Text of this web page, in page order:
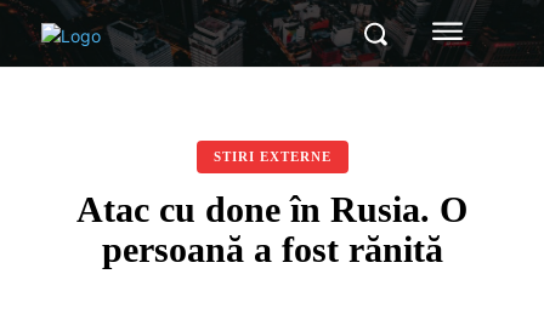
STIRI EXTERNE
Atac cu done în Rusia. O
persoană a fost rănită